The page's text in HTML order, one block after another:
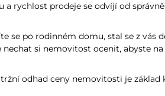
a rychlost prodeje se odvíjí od
se po rodinném domu, stal se z vás
nechat si nemovitost ocenit, abyste
odhad ceny nemovitosti je